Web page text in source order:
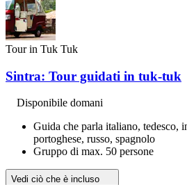
Tour in Tuk Tuk
Sintra: Tour guidati in tuk-tuk
Disponibile domani
Guida che parla italiano, tedesco,
portoghese, russo, spagnolo
Gruppo di max. 50 persone
Vedi ciò che è incluso